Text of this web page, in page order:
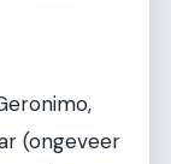
(ongeveer